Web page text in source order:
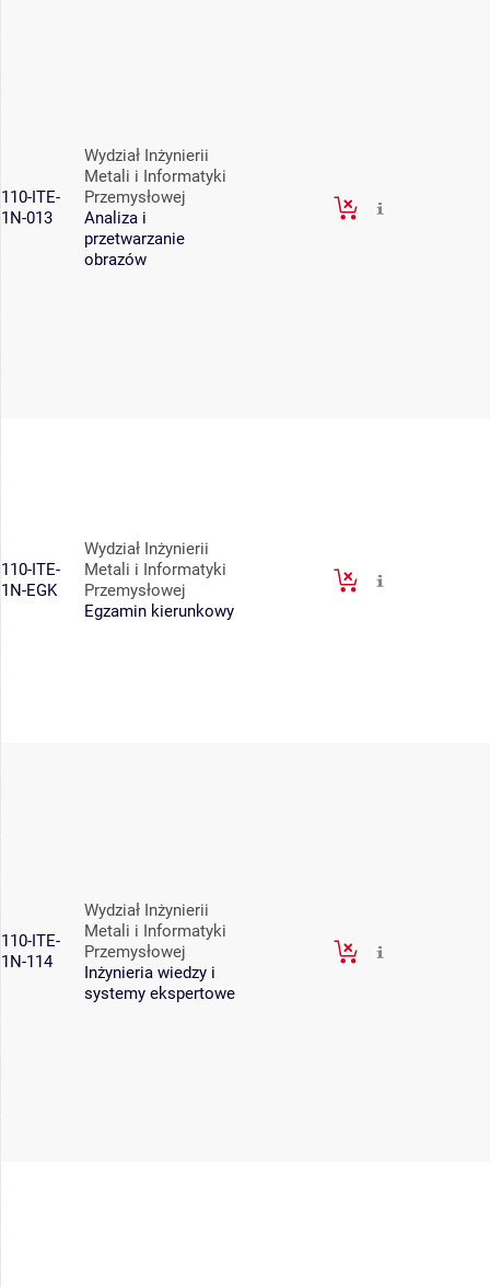
110-ITE-
1N-013
Wydział Inżynierii
Metali i Informatyki
Przemysłowej
Analiza i
przetwarzanie
obrazów
110-ITE-
1N-EGK
Wydział Inżynierii
Metali i Informatyki
Przemysłowej
Egzamin kierunkowy
110-ITE-
1N-114
Wydział Inżynierii
Metali i Informatyki
Przemysłowej
Inżynieria wiedzy i
systemy ekspertowe